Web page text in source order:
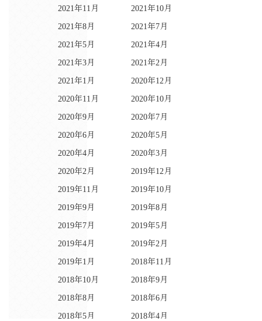
2021年11月 2021年10月
2021年8月 2021年7月
2021年5月 2021年4月
2021年3月 2021年2月
2021年1月 2020年12月
2020年11月 2020年10月
2020年9月 2020年7月
2020年6月 2020年5月
2020年4月 2020年3月
2020年2月 2019年12月
2019年11月 2019年10月
2019年9月 2019年8月
2019年7月 2019年5月
2019年4月 2019年2月
2019年1月 2018年11月
2018年10月 2018年9月
2018年8月 2018年6月
2018年5月 2018年4月